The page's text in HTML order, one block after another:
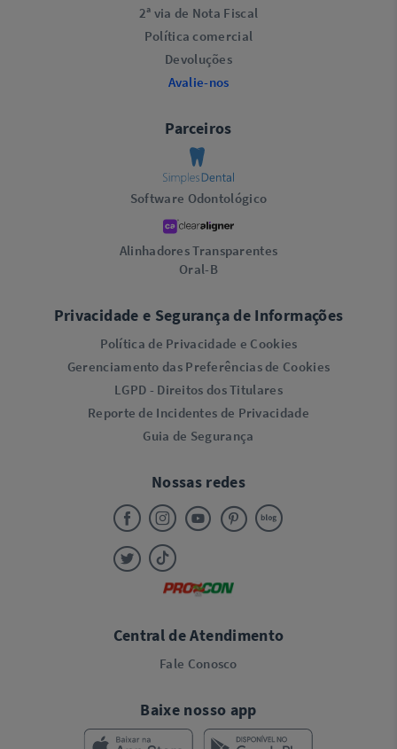
2ª via de Nota Fiscal
Política comercial
Devoluções
Avalie-nos
Parceiros
Software Odontológico
Alinhadores Transparentes
Oral-B
Privacidade e Segurança de Informações
Política de Privacidade e Cookies
Gerenciamento das Preferências de Cookies
LGPD - Direitos dos Titulares
Reporte de Incidentes de Privacidade
Guia de Segurança
Nossas redes
Central de Atendimento
Fale Conosco
Baixe nosso app